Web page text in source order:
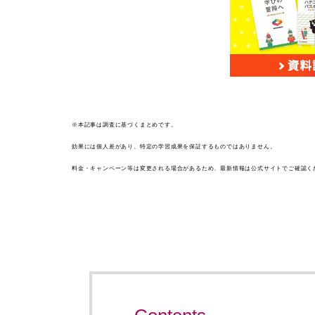
※本記事は調査に基づくまとめです。
効果には個人差があり、特定の学習成果を保証するものではありません。
料金・キャンペーン等は変更される場合があるため、最新情報は公式サイトでご確認く